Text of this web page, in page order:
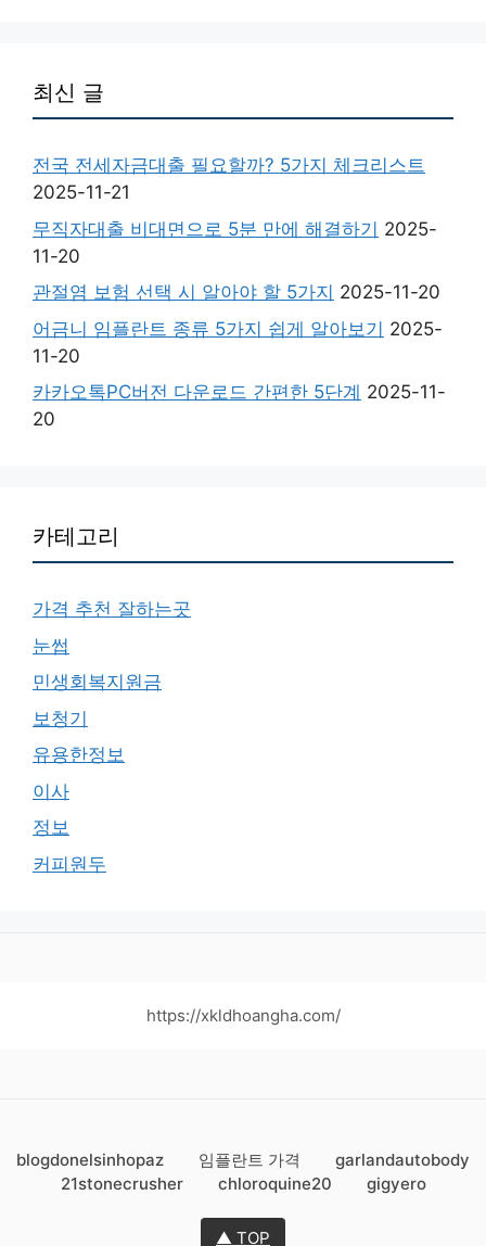
최신 글
전국 전세자금대출 필요할까? 5가지 체크리스트
2025-11-21
무직자대출 비대면으로 5분 만에 해결하기 2025-
11-20
관절염 보험 선택 시 알아야 할 5가지 2025-11-20
어금니 임플란트 종류 5가지 쉽게 알아보기 2025-
11-20
카카오톡PC버전 다운로드 간편한 5단계 2025-11-
20
카테고리
가격 추천 잘하는곳
눈썹
민생회복지원금
보청기
유용한정보
이사
정보
커피원두
https://xkldhoangha.com/
blogdonelsinhopaz 임플란트 가격
garlandautobody
21stonecrusher
chloroquine20 gigyero
▲ TOP